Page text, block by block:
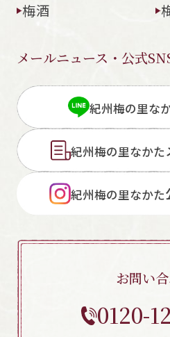
梅酒
メールニュース・公式
紀州梅の里な
紀州梅の里なかた
紀州梅の里なかた
お問い
0120-